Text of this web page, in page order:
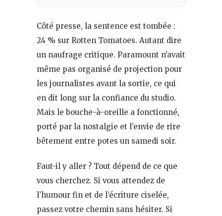
Côté presse, la sentence est tombée :
24 % sur Rotten Tomatoes. Autant dire
un naufrage critique. Paramount n’avait
même pas organisé de projection pour
les journalistes avant la sortie, ce qui
en dit long sur la confiance du studio.
Mais le bouche-à-oreille a fonctionné,
porté par la nostalgie et l’envie de rire
bêtement entre potes un samedi soir.
Faut-il y aller ? Tout dépend de ce que
vous cherchez. Si vous attendez de
l’humour fin et de l’écriture ciselée,
passez votre chemin sans hésiter. Si